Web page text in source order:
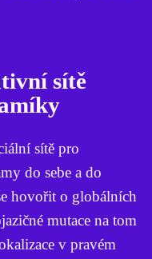
sítě
sítě pro
do sebe a do
hovořit o globálních
mutace na tom
v pravém